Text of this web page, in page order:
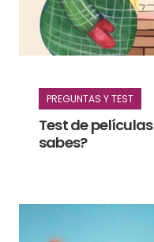
PREGUNTAS Y TEST
Test de
sabes?